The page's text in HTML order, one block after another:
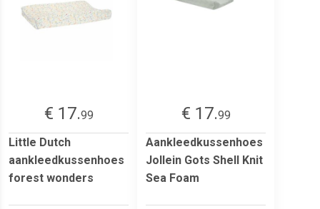
€ 17.99
Little Dutch
aankleedkussenhoes
forest wonders
€ 17.99
Aankleedkussenhoes
Jollein Gots Shell Knit
Sea Foam